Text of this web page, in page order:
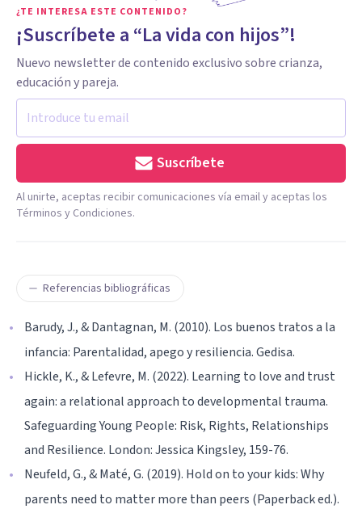
¿TE INTERESA ESTE CONTENIDO?
¡Suscríbete a “La vida con hijos”!
Nuevo newsletter de contenido exclusivo sobre crianza,
educación y pareja.
Suscríbete
Al unirte, aceptas recibir comunicaciones vía email y aceptas los
Términos y Condiciones.
Referencias bibliográficas
Barudy, J., & Dantagnan, M. (2010). Los buenos tratos a la
infancia: Parentalidad, apego y resiliencia. Gedisa.
Hickle, K., & Lefevre, M. (2022). Learning to love and trust
again: a relational approach to developmental trauma.
Safeguarding Young People: Risk, Rights, Relationships
and Resilience. London: Jessica Kingsley, 159-76.
Neufeld, G., & Maté, G. (2019). Hold on to your kids: Why
parents need to matter more than peers (Paperback ed.).